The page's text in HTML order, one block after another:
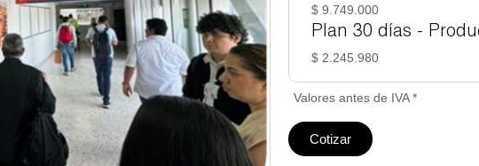
$ 9.749.000
Plan 30 días -
$ 2.245.980
Valores antes de IVA *
Cotizar